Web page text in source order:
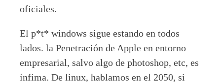
oficiales.
El p*t* windows sigue estando en todos
lados. la Penetración de Apple en entorno
empresarial, salvo algo de photoshop, etc, es
ínfima. De linux, hablamos en el 2050, si